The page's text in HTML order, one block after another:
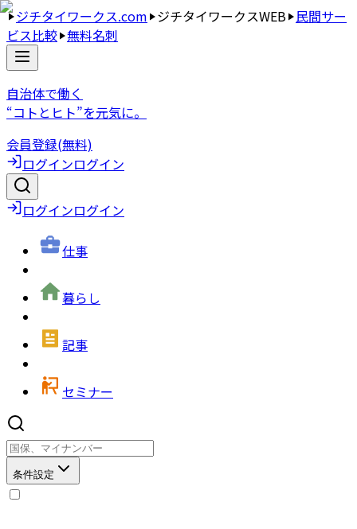
ジチタイワークス.com ジチタイワークスWEB 民間サー
ビス比較 無料名刺
自治体で働く
“コトとヒト”を元気に。
会員登録(無料)
ログインログイン
ログインログイン
仕事
暮らし
記事
セミナー
条件設定